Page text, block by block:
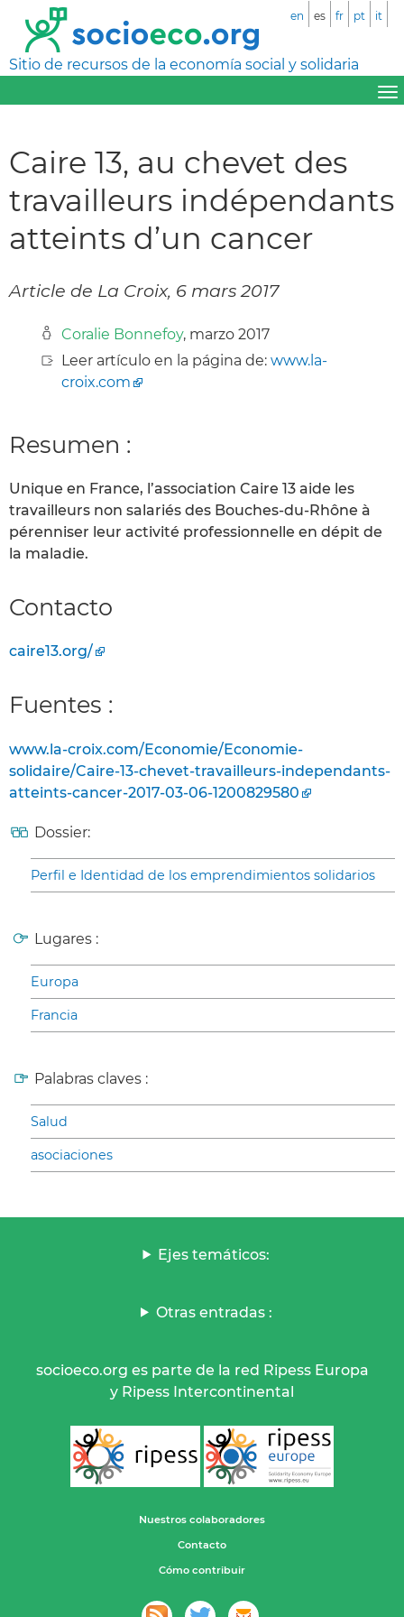
Sitio de recursos de la economía social y solidaria
en es fr pt it
Caire 13, au chevet des
travailleurs indépendants
atteints d’un cancer
Article de La Croix, 6 mars 2017
Coralie Bonnefoy, marzo 2017
Leer artículo en la página de: www.la-
croix.com
Resumen :
Unique en France, l’association Caire 13 aide les
travailleurs non salariés des Bouches-du-Rhône à
pérenniser leur activité professionnelle en dépit de
la maladie.
Contacto
caire13.org/
Fuentes :
www.la-croix.com/Economie/Economie-
solidaire/Caire-13-chevet-travailleurs-independants-
atteints-cancer-2017-03-06-1200829580
Dossier:
Perfil e Identidad de los emprendimientos solidarios
Lugares :
Europa
Francia
Palabras claves :
Salud
asociaciones
Ejes temáticos:
Otras entradas :
socioeco.org es parte de la red Ripess Europa
y Ripess Intercontinental
Nuestros colaboradores
Contacto
Cómo contribuir